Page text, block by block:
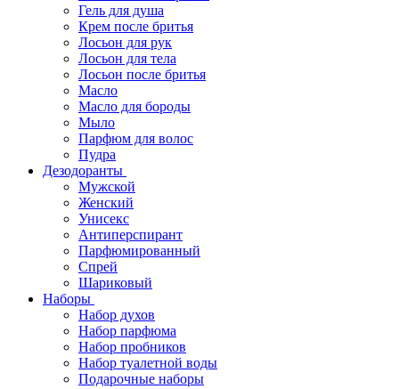
Гель для душа
Крем после бритья
Лосьон для рук
Лосьон для тела
Лосьон после бритья
Масло
Масло для бороды
Мыло
Парфюм для волос
Пудра
Дезодоранты
Мужской
Женский
Унисекс
Антиперспирант
Парфюмированный
Спрей
Шариковый
Наборы
Набор духов
Набор парфюма
Набор пробников
Набор туалетной воды
Подарочные наборы